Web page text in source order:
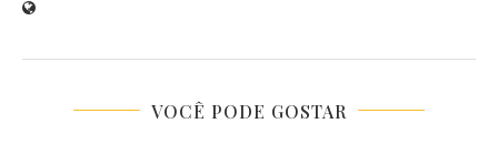
VOCÊ PODE GOSTAR